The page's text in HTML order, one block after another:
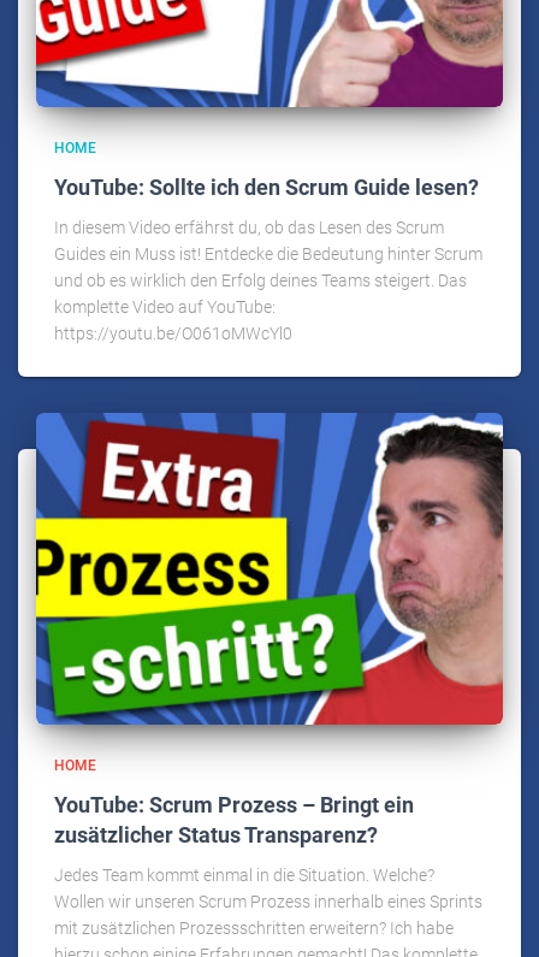
HOME
YouTube: Sollte ich den Scrum Guide lesen?
In diesem Video erfährst du, ob das Lesen des Scrum
Guides ein Muss ist! Entdecke die Bedeutung hinter Scrum
und ob es wirklich den Erfolg deines Teams steigert. Das
komplette Video auf YouTube:
https://youtu.be/O061oMWcYl0
HOME
YouTube: Scrum Prozess – Bringt ein
zusätzlicher Status Transparenz?
Jedes Team kommt einmal in die Situation. Welche?
Wollen wir unseren Scrum Prozess innerhalb eines Sprints
mit zusätzlichen Prozessschritten erweitern? Ich habe